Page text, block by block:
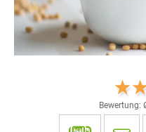
Bewertung: